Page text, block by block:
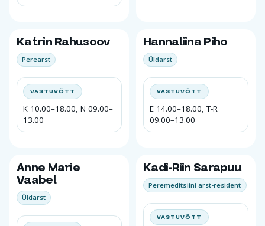
Katrin Rahusoov
Perearst
VASTUVÕTT
K 10.00–18.00, N 09.00–
13.00
Hannaliina Piho
Üldarst
VASTUVÕTT
E 14.00–18.00, T-R
09.00–13.00
Anne Marie
Vaabel
Üldarst
Kadi-Riin Sarapuu
Peremeditsiini arst-resident
VASTUVÕTT